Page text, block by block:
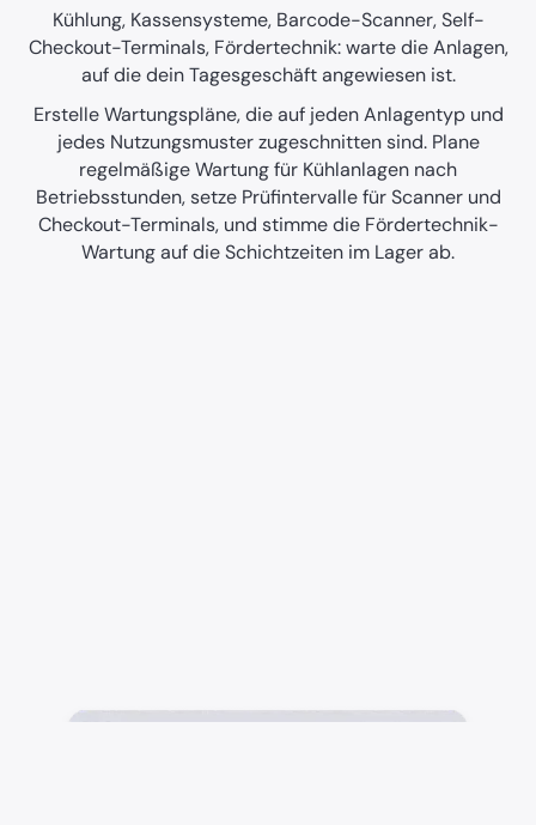
Kühlung, Kassensysteme, Barcode-Scanner, Self-
Checkout-Terminals, Fördertechnik: warte die Anlagen,
auf die dein Tagesgeschäft angewiesen ist.
Erstelle Wartungspläne, die auf jeden Anlagentyp und
jedes Nutzungsmuster zugeschnitten sind. Plane
regelmäßige Wartung für Kühlanlagen nach
Betriebsstunden, setze Prüfintervalle für Scanner und
Checkout-Terminals, und stimme die Fördertechnik-
Wartung auf die Schichtzeiten im Lager ab.